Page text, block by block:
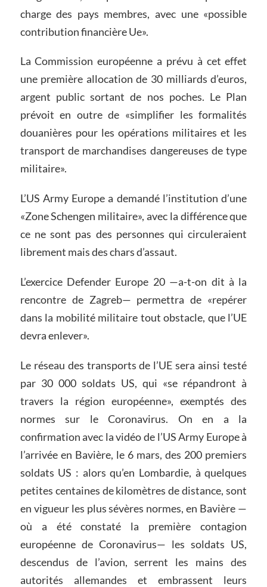
charge des pays membres, avec une «possible
contribution financière Ue».
La Commission européenne a prévu à cet effet
une première allocation de 30 milliards d’euros,
argent public sortant de nos poches. Le Plan
prévoit en outre de «simplifier les formalités
douanières pour les opérations militaires et les
transport de marchandises dangereuses de type
militaire».
L’US Army Europe a demandé l’institution d’une
«Zone Schengen militaire», avec la différence que
ce ne sont pas des personnes qui circuleraient
librement mais des chars d’assaut.
L’exercice Defender Europe 20 —a-t-on dit à la
rencontre de Zagreb— permettra de «repérer
dans la mobilité militaire tout obstacle, que l’UE
devra enlever».
Le réseau des transports de l’UE sera ainsi testé
par 30 000 soldats US, qui «se répandront à
travers la région européenne», exemptés des
normes sur le Coronavirus. On en a la
confirmation avec la vidéo de l’US Army Europe à
l’arrivée en Bavière, le 6 mars, des 200 premiers
soldats US : alors qu’en Lombardie, à quelques
petites centaines de kilomètres de distance, sont
en vigueur les plus sévères normes, en Bavière —
où a été constaté la première contagion
européenne de Coronavirus— les soldats US,
descendus de l’avion, serrent les mains des
autorités allemandes et embrassent leurs